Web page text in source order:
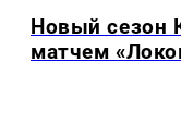
Новый сезон
матчем